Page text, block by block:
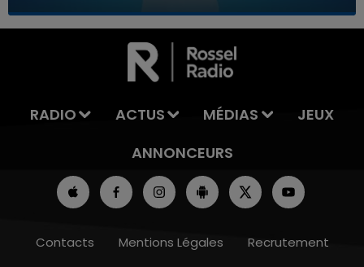
LA TEAM DE L'ÉTÉ
RADIO ACTUS MÉDIAS
JEUX
ANNONCEURS
Contacts Mentions Légales Recrutement